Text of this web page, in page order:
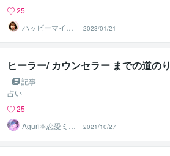
25
ハッピーマイン
ド潜在意識セラ
ピストあこみ
2023/01/21
ヒーラー/ カウンセラー までの道のり
記事
占い
25
Aguri⚛恋愛ミラ
ージュ鑑定
2021/10/27